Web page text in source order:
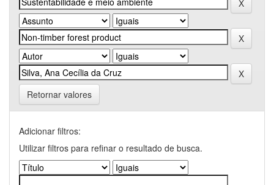
Retornar valores
Adicionar filtros:
Utilizar filtros para refinar o resultado de busca.